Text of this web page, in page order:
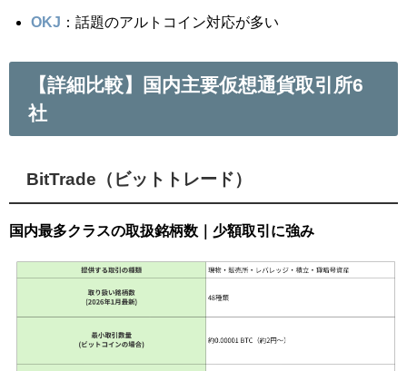
OKJ ：話題のアルトコイン対応が多い
【詳細比較】国内主要仮想通貨取引所6
社
BitTrade（ビットトレード）
国内最多クラスの取扱銘柄数｜少額取引に強み